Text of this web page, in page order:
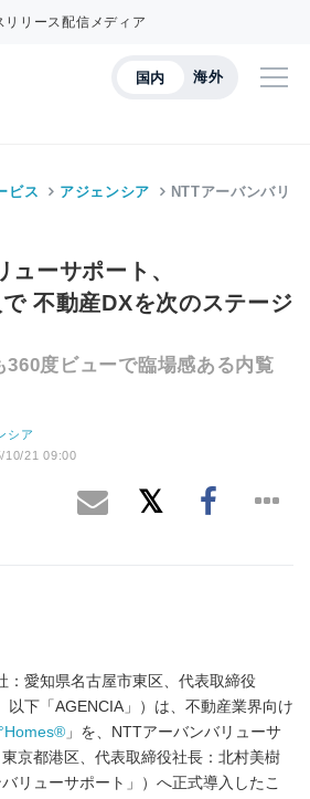
リース配信メディア
国内 海外
ビス アジェンシア NTTアーバンバリ
ューサポート、
不動産DXを次のステージ
360度ビューで臨場感ある内覧
シア
10/21 09:00
：愛知県名古屋市東区、代表取締役
以下「AGENCIA」）は、不動産業界向け
」を、NTTアーバンバリューサ
京都港区、代表取締役社長：北村美樹
リューサポート」）へ正式導入したこ